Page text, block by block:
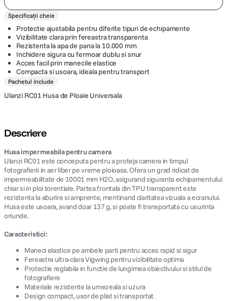
Specificații cheie
Protectie ajustabila pentru diferite tipuri de echipamente
Vizibilitate clara prin fereastra transparenta
Rezistenta la apa de pana la 10.000 mm
Inchidere sigura cu fermoar dublu si snur
Acces facil prin manecile elastice
Compacta si usoara, ideala pentru transport
Pachetul include
Ulanzi RC01 Husa de Ploaie Universala
Descriere
Husa impermeabila pentru camera
Ulanzi RC01 este conceputa pentru a proteja camera in timpul
fotografierii in aer liber pe vreme ploioasa. Ofera un grad ridicat de
impermeabilitate de 10001 mm H2O, asigurand siguranta echipamentului
chiar si in ploi torentiale. Partea frontala din TPU transparent este
rezistenta la aburire si amprente, mentinand claritatea vizuala a ecranului.
Husa este usoara, avand doar 137 g, si poate fi transportata cu usurinta
oriunde.
Caracteristici:
Maneci elastice pe ambele parti pentru acces rapid si sigur
Fereastra ultra-clara Vigwing pentru vizibilitate optima
Protectie reglabila in functie de lungimea obiectivului si stilul de
fotografiere
Materiale rezistente la umezeala si uzura
Design compact, usor de pliat si transportat